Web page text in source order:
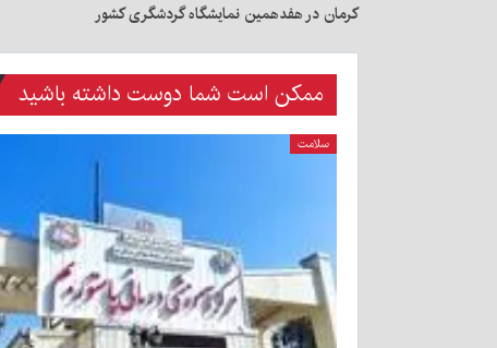
کرمان در هفدهمین نمایشگاه گردشگری کشور
ممکن است شما دوست داشته باشید
سلامت